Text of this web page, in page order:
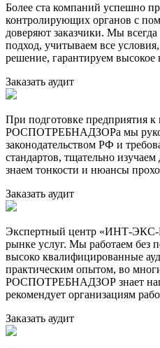
Более ста компаний успешно
контролирующих органов с
доверяют заказчики. Мы
подход, учитываем все
решение, гарантируем высокое
Заказать аудит
При подготовке предприятия к
РОСПОТРЕБНАДЗОРа мы
законодательством РФ и
стандартов, тщательно изучаем
знаем тонкости и нюансы
Заказать аудит
Экспертный центр «ИНТ-
рынке услуг. Мы работаем без
высоко квалифицированные
практическим опытом, во
РОСПОТРЕБНАДЗОР знает
рекомендует организациям
Заказать аудит